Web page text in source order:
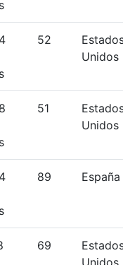
52
Unidos
51
Unidos
89 España
69
Unidos